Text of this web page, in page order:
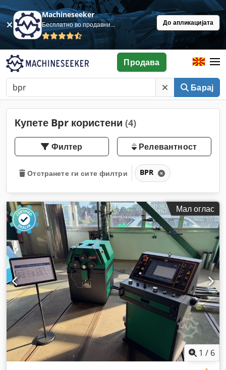
Machineseeker
Бесплатно во продавница До апликацијата
Барај
Продава
Купете Bpr користени (4)
Филтер Релевантност
Отстранете ги сите филтри BPR
Мал оглас
1 / 6